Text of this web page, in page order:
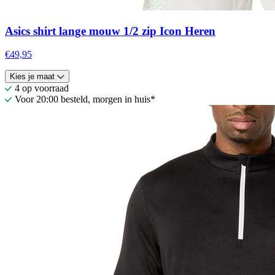
Asics shirt lange mouw 1/2 zip Icon Heren
€49,95
Kies je maat
4 op voorraad
Voor 20:00 besteld, morgen in huis*